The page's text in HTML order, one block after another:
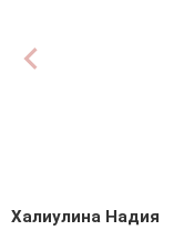
Халиулина Надия